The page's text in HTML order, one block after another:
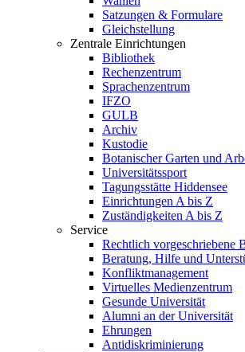
Satzungen & Formulare
Gleichstellung
Zentrale Einrichtungen
Bibliothek
Rechenzentrum
Sprachenzentrum
IFZO
GULB
Archiv
Kustodie
Botanischer Garten und
Universitätssport
Tagungsstätte Hiddensee
Einrichtungen A bis Z
Zuständigkeiten A bis Z
Service
Rechtlich vorgeschriebene
Beratung, Hilfe und
Konfliktmanagement
Virtuelles Medienzentrum
Gesunde Universität
Alumni an der Universität
Ehrungen
Antidiskriminierung